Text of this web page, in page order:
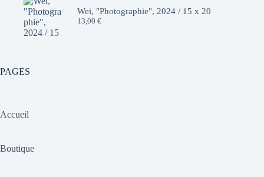
10,00 €.
7,00 €.
Wei, "Photographie", 2024 / 15 x 20
13,00 €
PAGES
Accueil
Boutique